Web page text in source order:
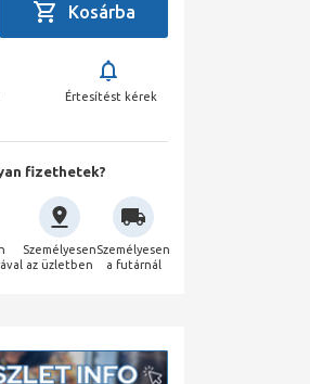
Értesítést kérek
fizethetek?
Személyesen
az üzletben
Személyesen
a futárnál